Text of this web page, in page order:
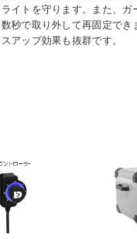
ライトを守ります。また、
数秒で取り外して再固定でき
スアップ効果も抜群です。